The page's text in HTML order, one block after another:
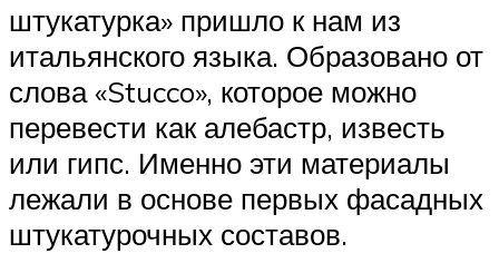
штукатурка» пришло к нам из
итальянского языка. Образовано от
слова «Stucco», которое можно
перевести как алебастр, известь
или гипс. Именно эти материалы
лежали в основе первых фасадных
штукатурочных составов.